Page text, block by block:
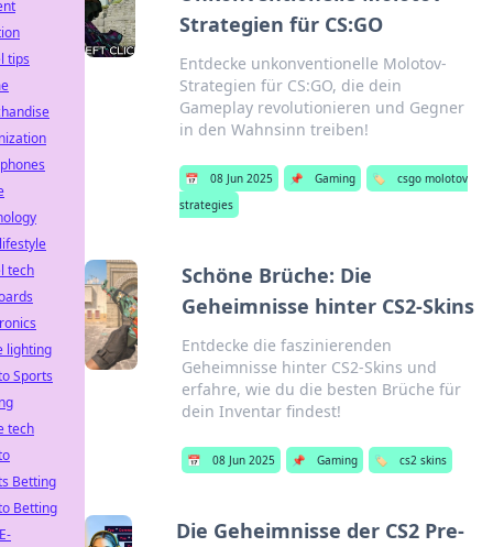
Strategien für CS:GO
Entdecke unkonventionelle Molotov-
Strategien für CS:GO, die dein
Gameplay revolutionieren und Gegner
in den Wahnsinn treiben!
📅 08 Jun 2025 📌 Gaming 🏷️
csgo molotov
strategies
Schöne Brüche: Die
Geheimnisse hinter CS2-Skins
Entdecke die faszinierenden
Geheimnisse hinter CS2-Skins und
erfahre, wie du die besten Brüche für
dein Inventar findest!
📅 08 Jun 2025 📌 Gaming 🏷️ cs2 skins
Die Geheimnisse der CS2 Pre-
tips
tech
lighting
Sports
tech
Betting
Betting